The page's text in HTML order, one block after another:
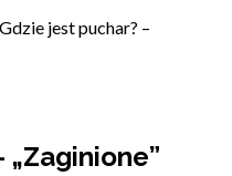
Gdzie jest puchar? –